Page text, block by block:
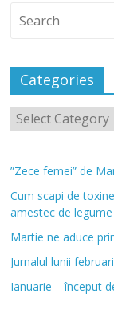
Categories
”Zece femei” de
Cum scapi de
amestec de
Martie ne aduce
Jurnalul lunii
Ianuarie – început